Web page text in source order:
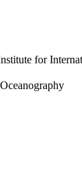
for